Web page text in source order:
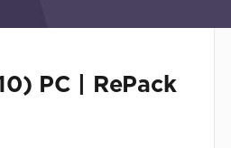
PC | RePack